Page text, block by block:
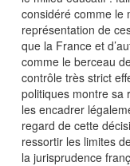
considéré comme le
représentation de
que la France et
comme le berceau
contrôle très strict
politiques montre sa
les encadrer
regard de cette
ressortir les limites
la jurisprudence